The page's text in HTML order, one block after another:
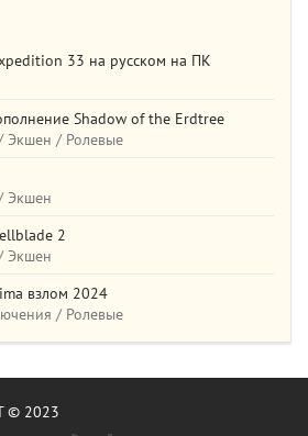
33 на русском на ПК
Shadow of the Erdtree
Экшен / Ролевые
Экшен
2
Экшен
взлом 2024
/ Ролевые
© 2023